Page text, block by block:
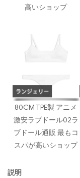
高いショップ
80CM TPE製 アニメ
激安ラブドール02ラ
ブドール通販 最もコ
スパが高いショップ
説明